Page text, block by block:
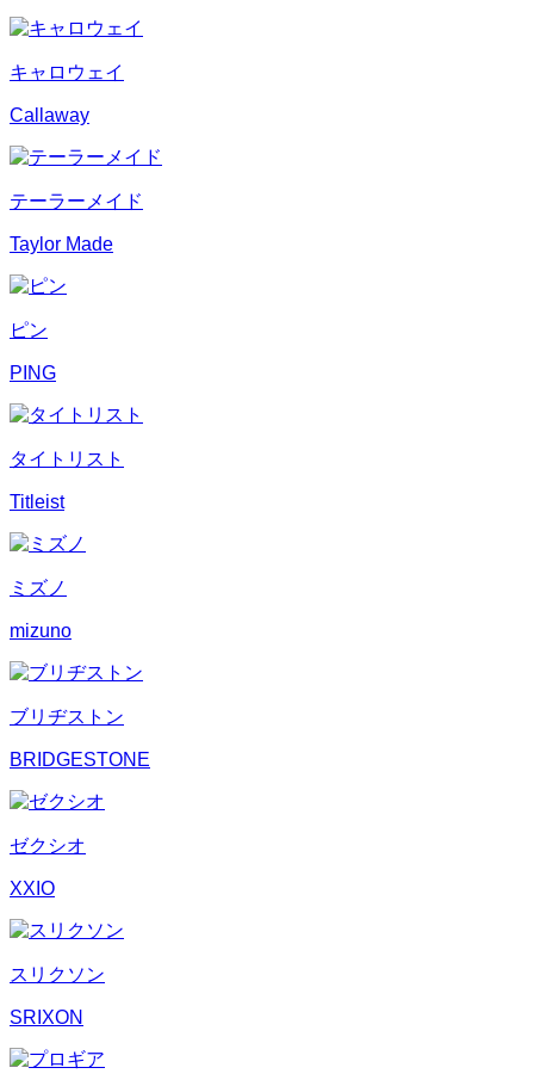
キャロウェイ
Callaway
テーラーメイド
Taylor Made
ピン
PING
タイトリスト
Titleist
ミズノ
mizuno
ブリヂストン
BRIDGESTONE
ゼクシオ
XXIO
スリクソン
SRIXON